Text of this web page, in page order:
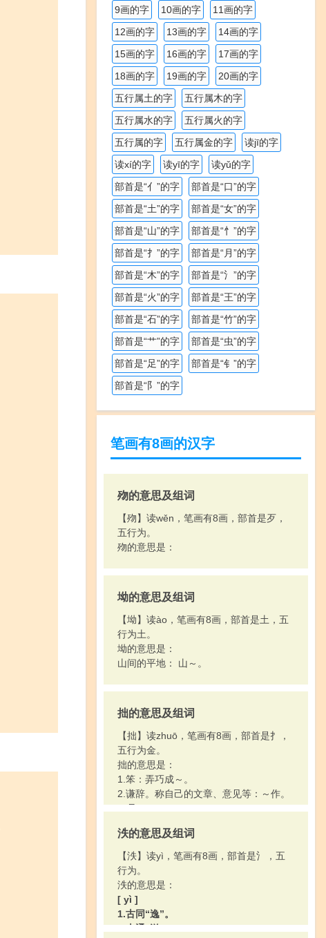
9画的字 10画的字
11画的字
12画的字
13画的字
14画的字
15画的字
16画的字
17画的字
18画的字
19画的字
20画的字
五行属土的字
五行属木的字
五行属水的字
五行属火的字
五行属的字
五行属金的字
读jī的字
读xí的字
读yī的字
读yǔ的字
部首是“亻”的字
部首是“口”的字
部首是“土”的字
部首是“女”的字
部首是“山”的字
部首是“忄”的字
部首是“扌”的字
部首是“月”的字
部首是“木”的字
部首是“氵”的字
部首是“火”的字
部首是“王”的字
部首是“石”的字
部首是“竹”的字
部首是“艹”的字
部首是“虫”的字
部首是“足”的字
部首是“钅”的字
部首是“阝”的字
笔画有8画的汉字
歾的意思及组词
【歾】读wěn，笔画有8画，部首是歹，
五行为。
歾的意思是：
坳的意思及组词
【坳】读ào，笔画有8画，部首是土，五
行为土。
坳的意思是：
山间的平地： 山～。
拙的意思及组词
【拙】读zhuō，笔画有8画，部首是扌，
五行为金。
拙的意思是：
1.笨：弄巧成～。
2.谦辞。称自己的文章、意见等：～作。
～见。
泆的意思及组词
【泆】读yì，笔画有8画，部首是氵，五
行为。
泆的意思是：
[ yì ]
1.古同“逸”。
2.古通“溢”。